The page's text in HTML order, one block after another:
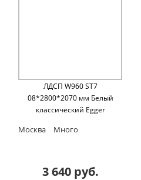
ЛДСП W960 ST7
08*2800*2070 мм Белый
классический Egger
Москва Много
3 640 руб.